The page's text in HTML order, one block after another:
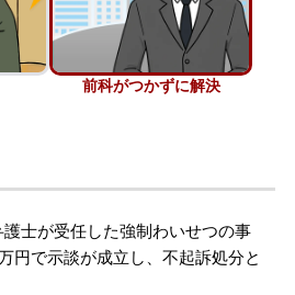
解決したい
前科がつかずに解決
士が受任した強制わいせつの事
円で示談が成立し、不起訴処分と